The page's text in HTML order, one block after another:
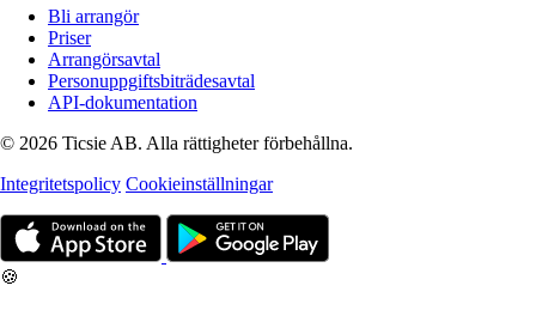
Bli arrangör
Priser
Arrangörsavtal
Personuppgiftsbiträdesavtal
API-dokumentation
© 2026 Ticsie AB. Alla rättigheter förbehållna.
Integritetspolicy Cookieinställningar
🍪